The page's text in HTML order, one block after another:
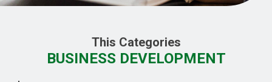
This Categories
BUSINESS DEVELOPMENT